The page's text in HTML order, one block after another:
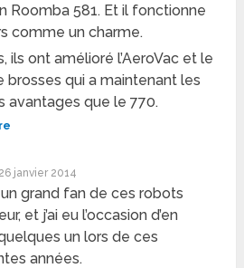
Roomba 581. Et il fonctionne
comme un charme.
ils ont amélioré l’AeroVac et le
brosses qui a maintenant les
avantages que le 770.
26 janvier 2014
un grand fan de ces robots
et j’ai eu l’occasion d’en
un lors de ces
années.